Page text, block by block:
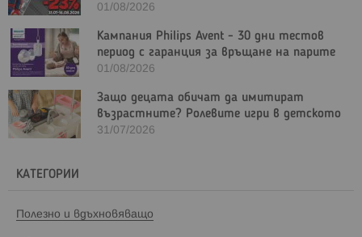
Marvel и/или LEGO Star Wars с - 23%"
01/08/2026
Кампания Philips Avent - 30 дни тестов
период с гаранция за връщане на парите
01/08/2026
Защо децата обичат да имитират
възрастните? Ролевите игри в детското
развитие
31/07/2026
КАТЕГОРИИ
Полезно и вдъхновяващо